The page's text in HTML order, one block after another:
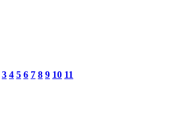
3 4 5 6 7 8 9 10 11